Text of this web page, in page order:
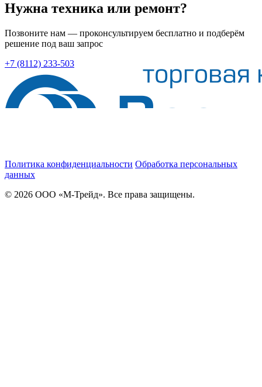
Нужна техника или ремонт?
Позвоните нам — проконсультируем бесплатно и подберём
решение под ваш запрос
+7 (8112) 233-503
Политика конфиденциальности Обработка персональных
данных
© 2026 ООО «М-Трейд». Все права защищены.